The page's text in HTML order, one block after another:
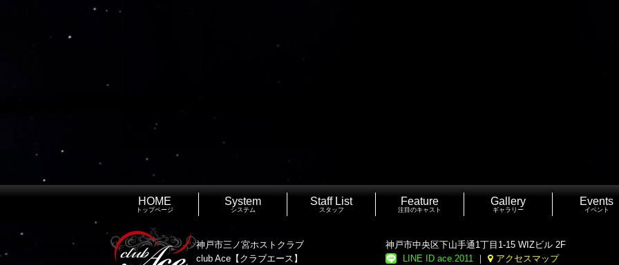
HOME
トップページ
System
システム
Staff List
スタッフ
Feature
注目のキャスト
Gallery
ギャラリー
Events
イベント
神戸市三ノ宮ホストクラブ
club Ace【クラブエース】
神戸市中央区下山手通1丁目1-15 WIZビル 2F
LINE ID ace.2011 ｜ アクセスマップ